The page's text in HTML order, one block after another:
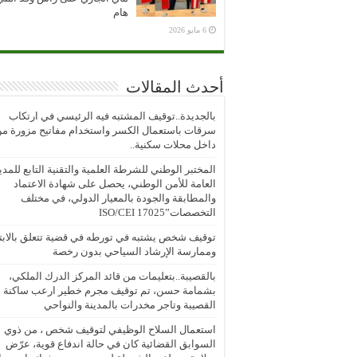
هام
6 مايو 2026
أحدث المقالات
بالجديدة..توقيف المشتبه فيه الرئيسي في ارتكاب
سرقات باستعمال الكسر واستخدام مفاتيح مزورة
داخل محلات سكنية..
المختبر الوطني للشرطة العلمية والتقنية التابع
العامة للأمن الوطني، يحصل على شهادة الاعتماد
والمطابقة والجودة بالمعيار الدولي، في مختلف
التخصصات”ISO/CEI 17025
توقيف شخص يشتبه في تورطه في قضية تتعلق
وممارسة الإرشاد السياحي بدون رخصة
بالقصيبة..بتعليمات من قائد المركز الدرك الملكي،
بشمامة حسن، تم توقيف مجرم خطير ارعب ساكنة
القصيبة وتاجر مخدرات بالمدينة والنواحي
استعمال السلاح الوظيفي لتوقيف شخص ، من ذوي
السوابق القضائية كان في حالة اندفاع قوية، عرّض